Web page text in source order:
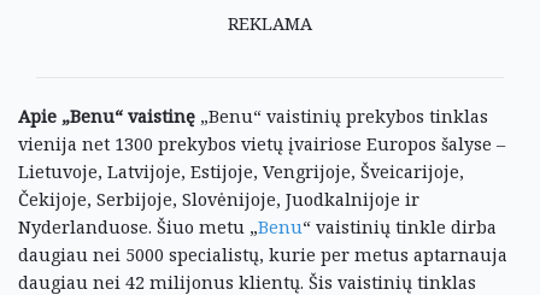
REKLAMA
Apie „Benu“ vaistinę „Benu“ vaistinių prekybos tinklas
vienija net 1300 prekybos vietų įvairiose Europos šalyse –
Lietuvoje, Latvijoje, Estijoje, Vengrijoje, Šveicarijoje,
Čekijoje, Serbijoje, Slovėnijoje, Juodkalnijoje ir
Nyderlanduose. Šiuo metu „Benu“ vaistinių tinkle dirba
daugiau nei 5000 specialistų, kurie per metus aptarnauja
daugiau nei 42 milijonus klientų. Šis vaistinių tinklas